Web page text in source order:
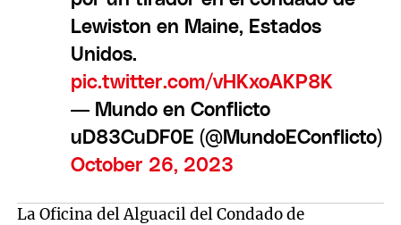
Lewiston en Maine, Estados
Unidos.
pic.twitter.com/vHKxoAKP8K
— Mundo en Conflicto
uD83CuDF0E (@MundoEConflicto)
October 26, 2023
La Oficina del Alguacil del Condado de